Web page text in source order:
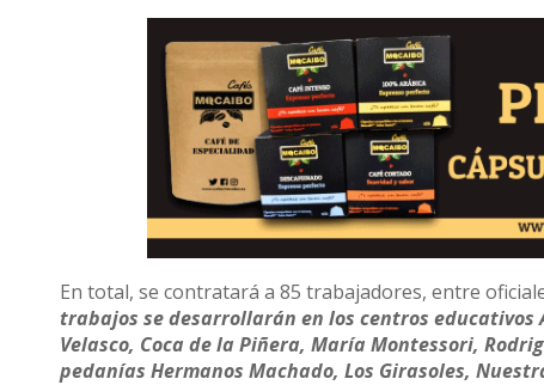
En total, se contratará a 85 trabajadores, entre
trabajos se desarrollarán en los centros
Velasco, Coca de la Piñera, María Montessori,
pedanías Hermanos Machado, Los Girasoles,